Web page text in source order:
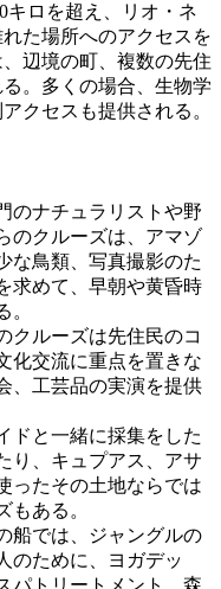
キロを超え、リオ・ネ
れた場所へのアクセスを
辺境の町、複数の先住
。多くの場合、生物学
クセスも提供される。
のナチュラリストや野
のクルーズは、アマゾ
な鳥類、写真撮影のた
求めて、早朝や黄昏時
。
クルーズは先住民のコ
化交流に重点を置きな
、工芸品の実演を提供
ドと一緒に採集をした
り、キュプアス、アサ
ったその土地ならでは
もある。
船では、ジャングルの
のために、ヨガデッ
パトリートメント、森